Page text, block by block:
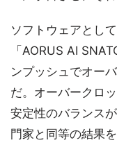
ソフトウェアとし
「AORUS AI
ンプッシュでオー
だ。オーバークロ
安定性のバランス
門家と同等の結果